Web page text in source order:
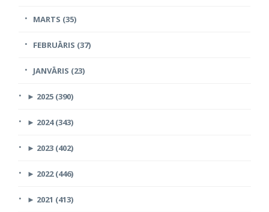
MARTS (35)
FEBRUĀRIS (37)
JANVĀRIS (23)
► 2025 (390)
► 2024 (343)
► 2023 (402)
► 2022 (446)
► 2021 (413)